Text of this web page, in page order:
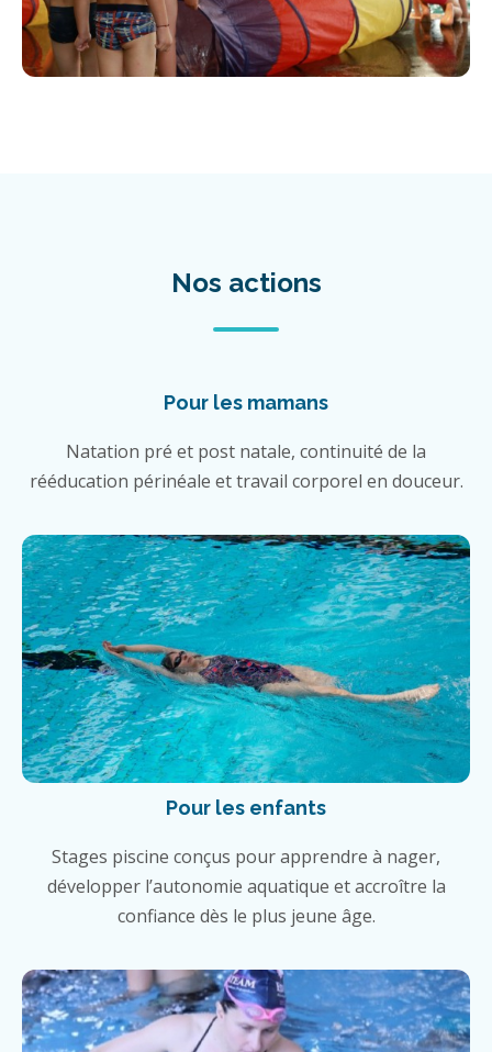
Nos actions
Pour les mamans
Natation pré et post natale, continuité de la
rééducation périnéale et travail corporel en douceur.
Pour les enfants
Stages piscine conçus pour apprendre à nager,
développer l’autonomie aquatique et accroître la
confiance dès le plus jeune âge.